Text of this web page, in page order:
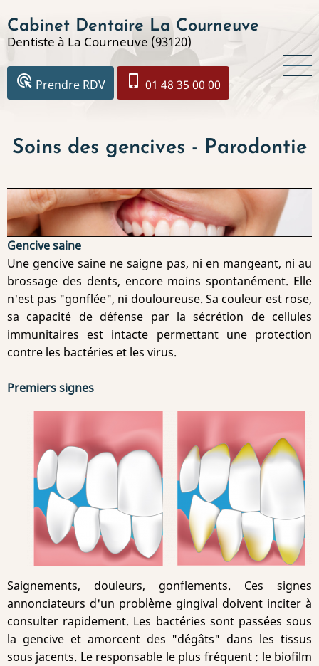
au
contenu
Cabinet Dentaire La Courneuve
Dentiste à La Courneuve (93120)
ads_click Prendre RDV phone_iphone 01 48 35 00 00
Soins des gencives - Parodontie
Gencive saine
Une gencive saine ne saigne pas, ni en mangeant, ni au
brossage des dents, encore moins spontanément. Elle
n'est pas "gonflée", ni douloureuse. Sa couleur est rose,
sa capacité de défense par la sécrétion de cellules
immunitaires est intacte permettant une protection
contre les bactéries et les virus.
Premiers signes
Saignements, douleurs, gonflements. Ces signes
annonciateurs d'un problème gingival doivent inciter à
consulter rapidement. Les bactéries sont passées sous
la gencive et amorcent des "dégâts" dans les tissus
sous jacents. Le responsable le plus fréquent : le biofilm